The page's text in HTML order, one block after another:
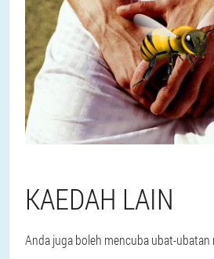
KAEDAH LAIN
Anda juga boleh mencuba ubat-ubatan